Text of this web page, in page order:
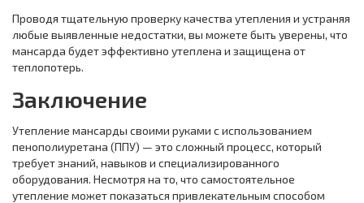
Проводя тщательную проверку качества утепления и устраняя
любые выявленные недостатки, вы можете быть уверены, что
мансарда будет эффективно утеплена и защищена от
теплопотерь.
Заключение
Утепление мансарды своими руками с использованием
пенополиуретана (ППУ) — это сложный процесс, который
требует знаний, навыков и специализированного
оборудования. Несмотря на то, что самостоятельное
утепление может показаться привлекательным способом